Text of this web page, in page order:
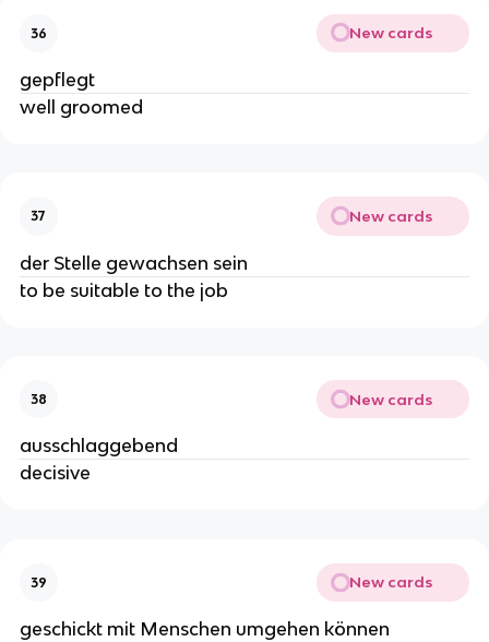
36 New cards
gepflegt
well groomed
37 New cards
der Stelle gewachsen sein
to be suitable to the job
38 New cards
ausschlaggebend
decisive
39 New cards
geschickt mit Menschen umgehen können